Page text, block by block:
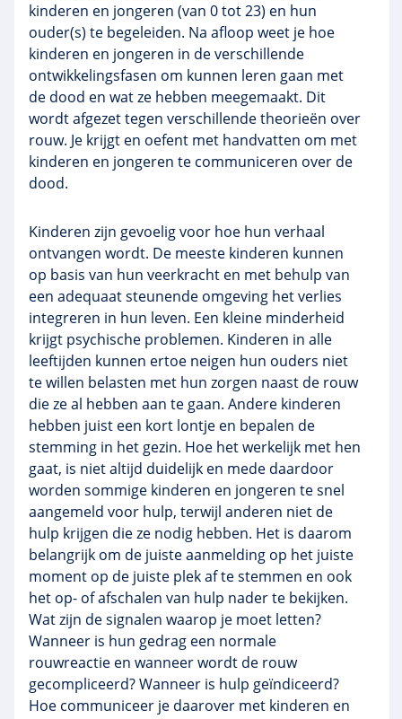
kinderen en jongeren (van 0 tot 23) en hun
ouder(s) te begeleiden. Na afloop weet je hoe
kinderen en jongeren in de verschillende
ontwikkelingsfasen om kunnen leren gaan met
de dood en wat ze hebben meegemaakt. Dit
wordt afgezet tegen verschillende theorieën over
rouw. Je krijgt en oefent met handvatten om met
kinderen en jongeren te communiceren over de
dood.
Kinderen zijn gevoelig voor hoe hun verhaal
ontvangen wordt. De meeste kinderen kunnen
op basis van hun veerkracht en met behulp van
een adequaat steunende omgeving het verlies
integreren in hun leven. Een kleine minderheid
krijgt psychische problemen. Kinderen in alle
leeftijden kunnen ertoe neigen hun ouders niet
te willen belasten met hun zorgen naast de rouw
die ze al hebben aan te gaan. Andere kinderen
hebben juist een kort lontje en bepalen de
stemming in het gezin. Hoe het werkelijk met hen
gaat, is niet altijd duidelijk en mede daardoor
worden sommige kinderen en jongeren te snel
aangemeld voor hulp, terwijl anderen niet de
hulp krijgen die ze nodig hebben. Het is daarom
belangrijk om de juiste aanmelding op het juiste
moment op de juiste plek af te stemmen en ook
het op- of afschalen van hulp nader te bekijken.
Wat zijn de signalen waarop je moet letten?
Wanneer is hun gedrag een normale
rouwreactie en wanneer wordt de rouw
gecompliceerd? Wanneer is hulp geïndiceerd?
Hoe communiceer je daarover met kinderen en